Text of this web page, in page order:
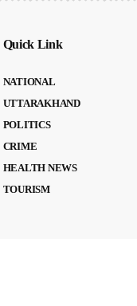
Quick Link
NATIONAL
UTTARAKHAND
POLITICS
CRIME
HEALTH NEWS
TOURISM